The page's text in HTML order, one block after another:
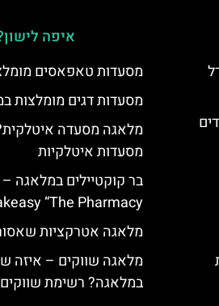
איפה
מסעדות טאפאסים
מסעדות דגים מומלצות
מלאגה מסעדה
מסעדות איטלקיות
בר קוקטיילים במלאגה –
“The Pharmacy”
מלאגה אטרקציות
מלאגה שווקים – איזה
במלאגה? רשימת